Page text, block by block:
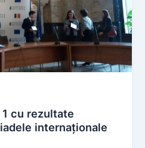
cu rezultate
internaționale